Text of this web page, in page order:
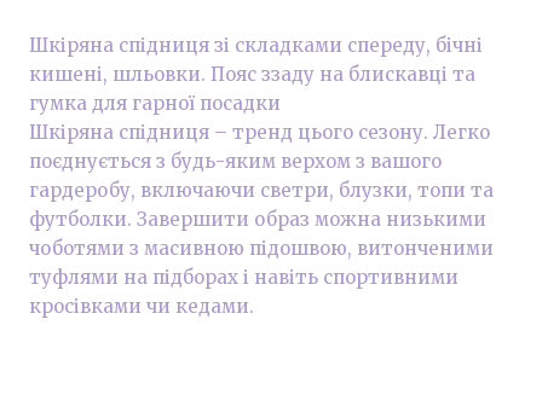
Шкіряна спідниця зі складками спереду, бічні
кишені, шльовки. Пояс ззаду на блискавці та
гумка для гарної посадки
Шкіряна спідниця – тренд цього сезону. Легко
поєднується з будь-яким верхом з вашого
гардеробу, включаючи светри, блузки, топи та
футболки. Завершити образ можна низькими
чоботями з масивною підошвою, витонченими
туфлями на підборах і навіть спортивними
кросівками чи кедами.